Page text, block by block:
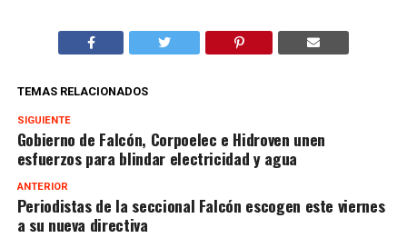
TEMAS RELACIONADOS
SIGUIENTE
Gobierno de Falcón, Corpoelec e Hidroven unen
esfuerzos para blindar electricidad y agua
ANTERIOR
Periodistas de la seccional Falcón escogen este viernes
a su nueva directiva